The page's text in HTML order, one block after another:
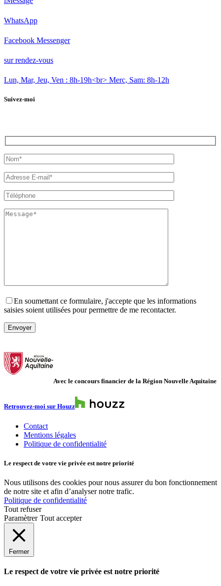
WhatsApp
Facebook Messenger
sur rendez-vous
Lun, Mar, Jeu, Ven : 8h-19h<br> Merc, Sam: 8h-12h
Suivez-moi
En soumettant ce formulaire, j'accepte que les informations
saisies soient utilisées pour permettre de me recontacter.
Veuillez laisser ce champ vide.
Avec le concours financier de la Région Nouvelle Aquitaine
Retrouvez-moi sur Houzz
Contact
Mentions légales
Politique de confidentialité
Le respect de votre vie privée est notre priorité
Nous utilisons des cookies pour nous assurer du bon fonctionnement
de notre site et afin d’analyser notre trafic.
Politique de confidentialité
Tout refuser
Paramètrer Tout accepter
Fermer
Le respect de votre vie privée est notre priorité